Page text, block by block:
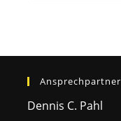
Ansprechpartner
Dennis C. Pahl